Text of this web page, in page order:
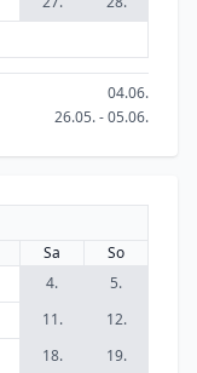
04.06.
26.05. - 05.06.
Sa
So
4.
5.
11.
12.
18.
19.